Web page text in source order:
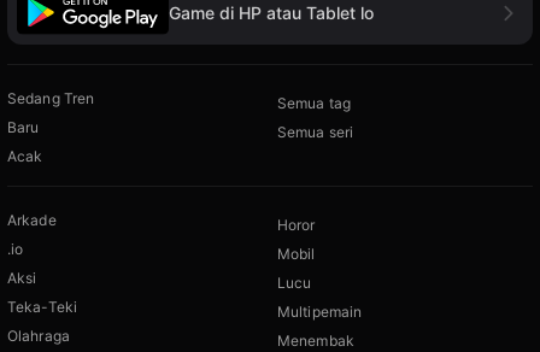
Game di HP atau Tablet lo
Sedang Tren
Baru
Acak
Semua tag
Semua seri
Arkade
.io
Aksi
Teka-Teki
Olahraga
Horor
Mobil
Lucu
Multipemain
Menembak